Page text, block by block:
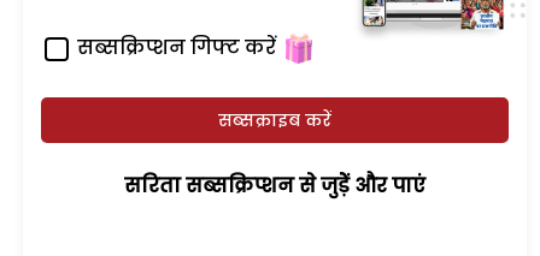
सब्सक्रिप्शन गिफ्ट करें
सब्सक्राइब करें
सरिता सब्सक्रिप्शन से जुड़ेें और पाएं